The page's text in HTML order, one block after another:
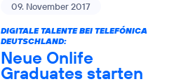
09. November 2017
DIGITALE TALENTE BEI TELEFÓNICA
DEUTSCHLAND:
Neue Onlife
Graduates starten